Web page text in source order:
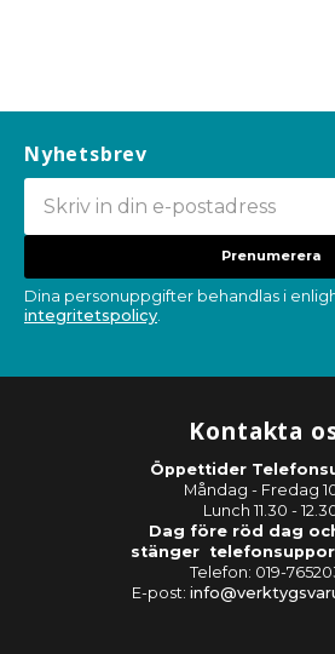
Nyhetsbrev
Prenumerera
Dina personuppgifter behandlas i
integritetspolicy
Kontakta
Öppettider
Måndag - Fredag
Lunch 11.30 -
Dag före röd dag
stänger
Telefon: 019-
E-post: